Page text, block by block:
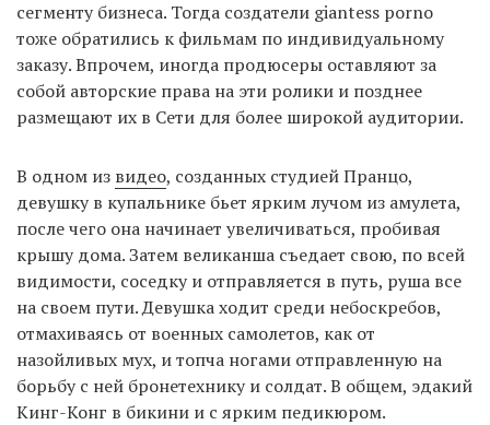
сегменту бизнеса. Тогда создатели giantess porno
тоже обратились к фильмам по индивидуальному
заказу. Впрочем, иногда продюсеры оставляют за
собой авторские права на эти ролики и позднее
размещают их в Сети для более широкой аудитории.
В одном из видео, созданных студией Пранцо,
девушку в купальнике бьет ярким лучом из амулета,
после чего она начинает увеличиваться, пробивая
крышу дома. Затем великанша съедает свою, по всей
видимости, соседку и отправляется в путь, руша все
на своем пути. Девушка ходит среди небоскребов,
отмахиваясь от военных самолетов, как от
назойливых мух, и топча ногами отправленную на
борьбу с ней бронетехнику и солдат. В общем, эдакий
Кинг-Конг в бикини и с ярким педикюром.